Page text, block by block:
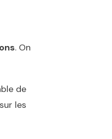
. On
de
les